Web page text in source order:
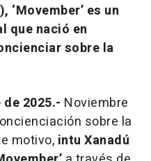
‘Movember’ es un
que nació en
sobre la
2025.- Noviembre
sobre la
motivo, intu Xanadú